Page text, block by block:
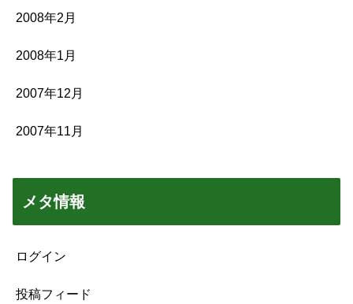
2008年2月
2008年1月
2007年12月
2007年11月
メタ情報
ログイン
投稿フィード